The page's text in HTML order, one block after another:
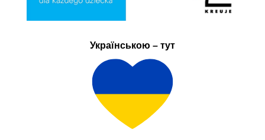
Українською – тут